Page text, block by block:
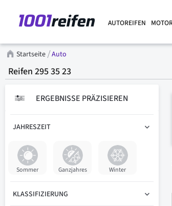
AUTOREIFEN
Startseite Auto
Reifen 295 35 23
ERGEBNISSE PRÄZISIEREN
JAHRESZEIT
Sommer Ganzjahres Winter
KLASSIFIZIERUNG